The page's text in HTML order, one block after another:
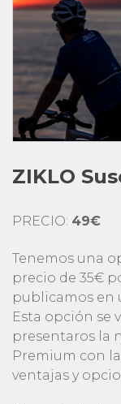
ZIKLO
PRECIO: 49€
Tenemos una
precio de 35€
publicamos en
Esta opción se
presentaros la
Premium con
ventajas y